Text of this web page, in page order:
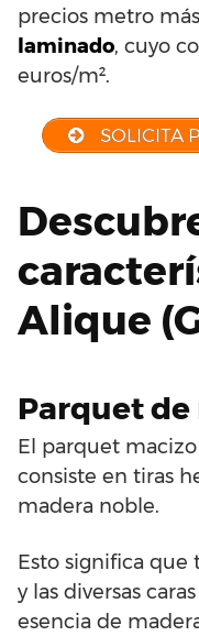
precios metro
laminado, cuyo
euros/m².
SOLICITA
Alique
Parquet
El parquet
consiste en tiras
madera noble.
Esto significa
y las diversas
esencia de